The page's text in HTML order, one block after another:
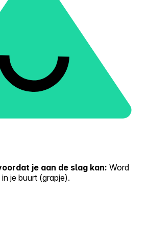
je aan de slag kan: Word
je buurt (grapje).